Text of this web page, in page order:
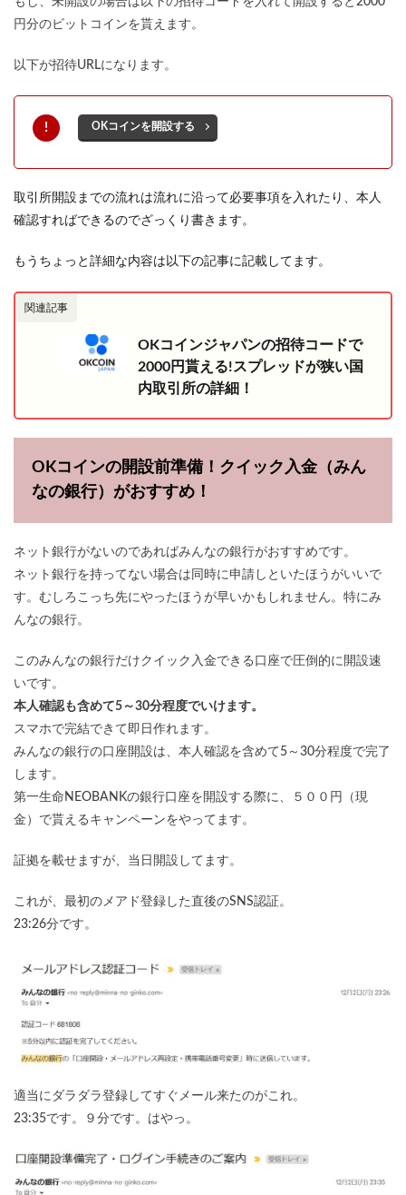
円分のビットコインを貰えます。
以下が招待URLになります。
OKコインを開設する
取引所開設までの流れは流れに沿って必要事項を入れたり、本人
確認すればできるのでざっくり書きます。
もうちょっと詳細な内容は以下の記事に記載してます。
関連記事
OKコインジャパンの招待コードで
2000円貰える!スプレッドが狭い国
内取引所の詳細！
OKコインの開設前準備！クイック入金（みん
なの銀行）がおすすめ！
ネット銀行がないのであればみんなの銀行がおすすめです。
ネット銀行を持ってない場合は同時に申請しといたほうがいいで
す。むしろこっち先にやったほうが早いかもしれません。特にみ
んなの銀行。
このみんなの銀行だけクイック入金できる口座で圧倒的に開設速
いです。
本人確認も含めて5～30分程度でいけます。
スマホで完結できて即日作れます。
みんなの銀行の口座開設は、本人確認を含めて5～30分程度で完了
します。
第一生命NEOBANKの銀行口座を開設する際に、５００円（現
金）で貰えるキャンペーンをやってます。
証拠を載せますが、当日開設してます。
これが、最初のメアド登録した直後のSNS認証。
23:26分です。
適当にダラダラ登録してすぐメール来たのがこれ。
23:35です。９分です。はやっ。